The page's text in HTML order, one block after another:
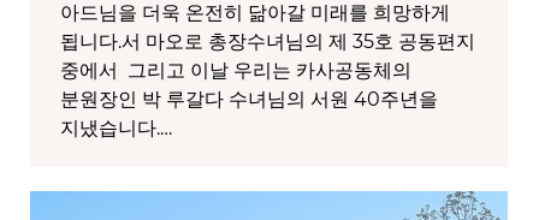
아드님을 더욱 온전히 닮아갈 미래를 희망하게
됩니다.서 마오로 총장수녀님의 제 35호 공동편지
중에서 그리고 이날 우리는 카사공동체의
분원장인 박 루갈다 수녀님의 서원 40주년을
지냈습니다.…